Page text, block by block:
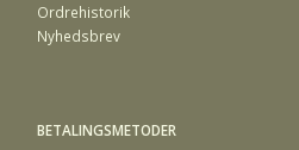
Ordrehistorik
Nyhedsbrev
BETALINGSMETODER